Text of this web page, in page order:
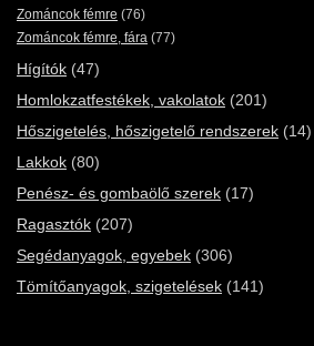
Zománcok fémre (76)
Zománcok fémre, fára (77)
Hígítók (47)
Homlokzatfestékek, vakolatok (201)
Hőszigetelés, hőszigetelő rendszerek (14)
Lakkok (80)
Penész- és gombaölő szerek (17)
Ragasztók (207)
Segédanyagok, egyebek (306)
Tömítőanyagok, szigetelések (141)